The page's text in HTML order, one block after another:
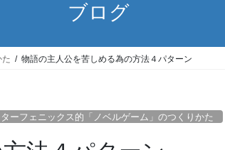
ブログ
物語の主人公を苦しめる為の方法４パターン
ーフェニックス的「ノベルゲーム」のつくりかた